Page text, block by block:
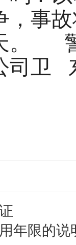
，事
。
公司
年限的说